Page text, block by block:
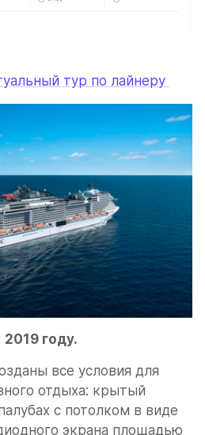
тур по лайнеру
2019 году.
все условия для
отдыха: крытый
с потолком в виде
экрана площадью